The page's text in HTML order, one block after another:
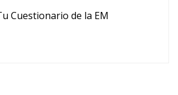
Cuestionario de la EM